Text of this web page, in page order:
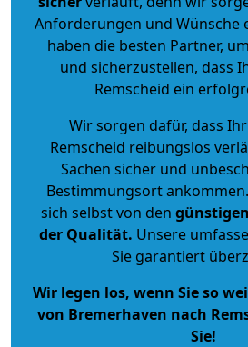
Anforderungen und Wünsche
haben die besten Partner,
und sicherzustellen, dass
Remscheid ein
Wir sorgen dafür, dass
Remscheid reibungslos
Sachen sicher und
Bestimmungsort
sich selbst von den
der Qualität. Unsere
Sie garantiert
Wir legen los, wenn Sie so
von Bremerhaven nach
Sie!